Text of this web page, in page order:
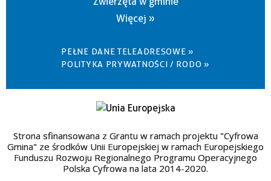
Więcej »
PEŁNE DANE TELEADRESOWE »
POLITYKA PRYWATNOŚCI / RODO »
Strona sfinansowana z Grantu w ramach projektu "Cyfrowa
Gmina" ze środków Unii Europejskiej w ramach Europejskiego
Funduszu Rozwoju Regionalnego Programu Operacyjnego
Polska Cyfrowa na lata 2014-2020.